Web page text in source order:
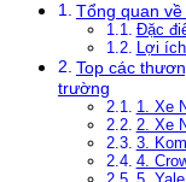
Tổng quan
Đặc
Lợi
Top các
trường
1. Xe
2. Xe
3.
4.